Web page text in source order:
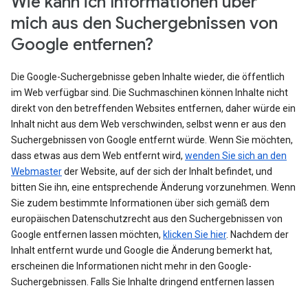
mich aus den Suchergebnissen von
Google entfernen?
Die Google-Suchergebnisse geben Inhalte wieder, die öffentlich
im Web verfügbar sind. Die Suchmaschinen können Inhalte nicht
direkt von den betreffenden Websites entfernen, daher würde ein
Inhalt nicht aus dem Web verschwinden, selbst wenn er aus den
Suchergebnissen von Google entfernt würde. Wenn Sie möchten,
dass etwas aus dem Web entfernt wird, wenden Sie sich an den
Webmasterder Website, auf der sich der Inhalt befindet, und
bitten Sie ihn, eine entsprechende Änderung vorzunehmen. Wenn
Sie zudem bestimmte Informationen über sich gemäß dem
europäischen Datenschutzrecht aus den Suchergebnissen von
Google entfernen lassen möchten, klicken Sie hier. Nachdem der
Inhalt entfernt wurde und Google die Änderung bemerkt hat,
erscheinen die Informationen nicht mehr in den Google-
Suchergebnissen. Falls Sie Inhalte dringend entfernen lassen